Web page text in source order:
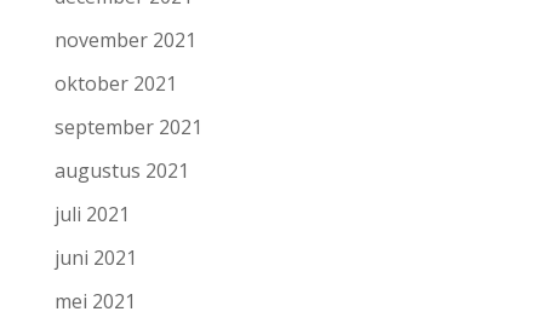
november 2021
oktober 2021
september 2021
augustus 2021
juli 2021
juni 2021
mei 2021